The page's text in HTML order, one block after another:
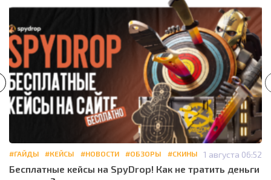
#ГАЙДЫ #КЕЙСЫ #НОВОСТИ #ОБЗОРЫ #СКИНЫ 1 августа 06:52
Бесплатные кейсы на SpyDrop! Как не тратить деньги